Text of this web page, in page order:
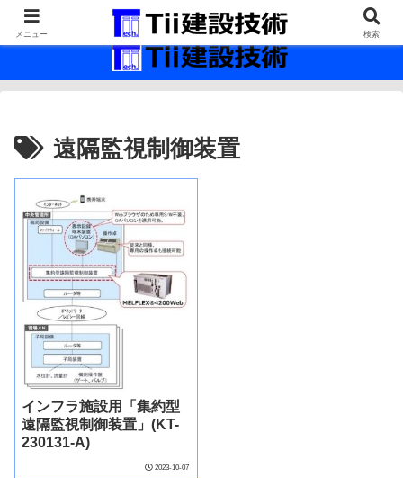
最新の建設技術の情報インフラ。
遠隔監視制御装置
インフラ施設用「集約型
遠隔監視制御装置」(KT-
230131-A)
2023-10-07
メニュー 検索